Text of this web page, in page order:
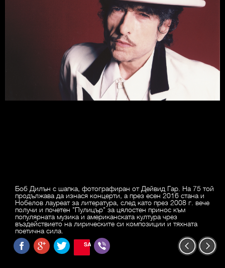
Боб Дилън с шапка, фотографиран от Дейвид Гар. На 75 той
продължава да изнася концерти, а през есен 2016 стана и
Нобелов лауреат за литература, след като през 2008 г. вече
получи и почетен "Пулицър" за цялостен принос към
популярната музика и американската култура чрез
въздействието на лирическите си композиции и тяхната
поетична сила.
SAVE